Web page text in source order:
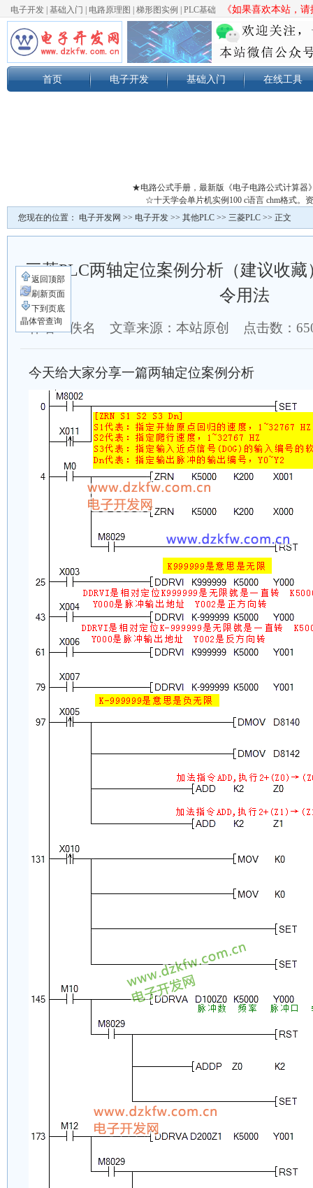
电子开发 基础入门 电路原理图 梯形图实例 PLC基础 《如果喜欢本站，
首页 电子开发 基础入门 在线工具
★电路公式手册，最新版《电子电路公式计算器
☆十天学会单片机实例100 c语言 chm格式。
您现在的位置： 电子开发网 >> 电子开发 >> 其他PLC >> 三菱PLC >> 正文
三菱PLC两轴定位案例分析（建议收藏
令用法
作者：佚名 文章来源：本站原创 点击数：
今天给大家分享一篇两轴定位案例分析
返回顶部
刷新页面
下到页底
晶体管查询